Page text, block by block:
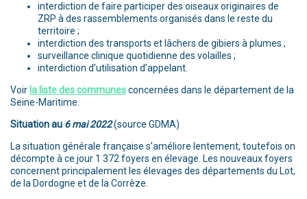
interdiction de faire participer des oiseaux originaires de
ZRP à des rassemblements organisés dans le reste du
territoire ;
interdiction des transports et lâchers de gibiers à plumes ;
surveillance clinique quotidienne des volailles ;
interdiction d’utilisation d’appelant.
Voir la liste des communesconcernées dans le département de la
Seine-Maritime.
Situation au 6 mai 2022(source GDMA)
La situation générale française s’améliore lentement, toutefois on
décompte à ce jour 1 372 foyers en élevage. Les nouveaux foyers
concernent principalement les élevages des départements du Lot,
de la Dordogne et de la Corrèze.